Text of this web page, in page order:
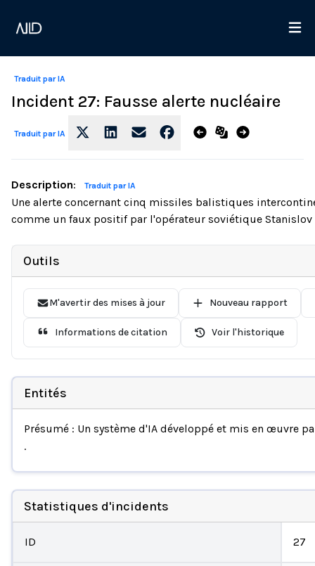
Traduit par IA
Incident 27: Fausse alerte nucléaire
Traduit par IA
Description: Traduit par IA
Une alerte concernant cinq missiles balistiques
comme un faux positif par l'opérateur soviétique Stanislov
Outils
M'avertir des mises à jour Nouveau rapport
Informations de citation Voir l'historique
Entités
Présumé : Un système d'IA développé et mis en œuvre
.
Statistiques d'incidents
ID 27